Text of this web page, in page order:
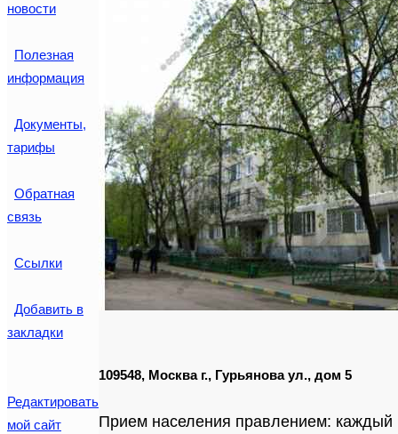
новости
Полезная
информация
Документы,
тарифы
Обратная
связь
Ссылки
Добавить в
закладки
Редактировать
мой сайт
109548, Москва г., Гурьянова ул., дом 5
Прием населения правлением: каждый